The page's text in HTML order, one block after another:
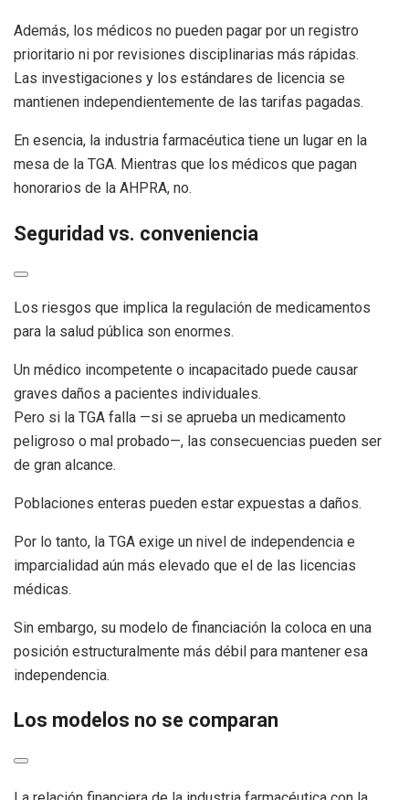
Además, los médicos no pueden pagar por un registro
prioritario ni por revisiones disciplinarias más rápidas.
Las investigaciones y los estándares de licencia se
mantienen independientemente de las tarifas pagadas.
En esencia, la industria farmacéutica tiene un lugar en la
mesa de la TGA. Mientras que los médicos que pagan
honorarios de la AHPRA, no.
Seguridad vs. conveniencia
Los riesgos que implica la regulación de medicamentos
para la salud pública son enormes.
Un médico incompetente o incapacitado puede causar
graves daños a pacientes individuales.
Pero si la TGA falla —si se aprueba un medicamento
peligroso o mal probado—, las consecuencias pueden ser
de gran alcance.
Poblaciones enteras pueden estar expuestas a daños.
Por lo tanto, la TGA exige un nivel de independencia e
imparcialidad aún más elevado que el de las licencias
médicas.
Sin embargo, su modelo de financiación la coloca en una
posición estructuralmente más débil para mantener esa
independencia.
Los modelos no se comparan